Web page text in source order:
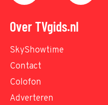
Over TVgids.nl
SkyShowtime
Contact
Colofon
Adverteren